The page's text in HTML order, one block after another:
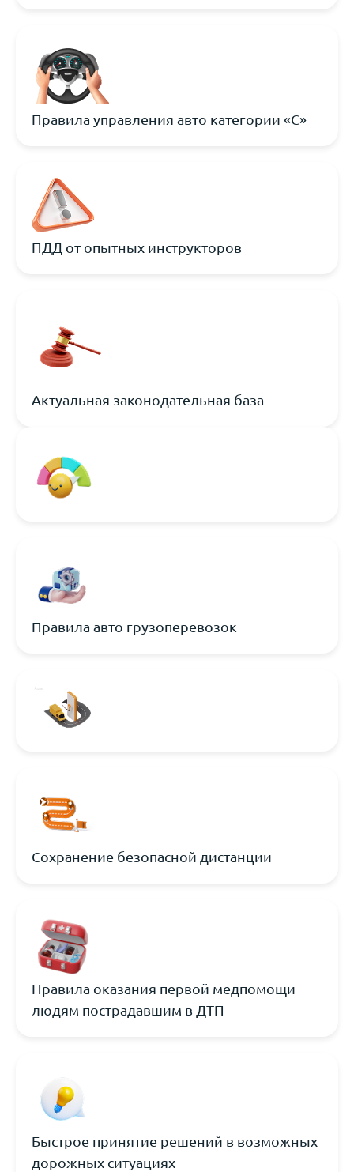
Правила управления авто категории «С»
ПДД от опытных инструкторов
Актуальная законодательная база
Правила авто грузоперевозок
Сохранение безопасной дистанции
Правила оказания первой медпомощи
людям пострадавшим в ДТП
Быстрое принятие решений в возможных
дорожных ситуациях